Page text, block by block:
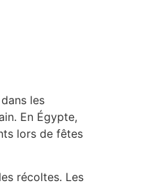
les
En Égypte,
lors de fêtes
récoltes. Les